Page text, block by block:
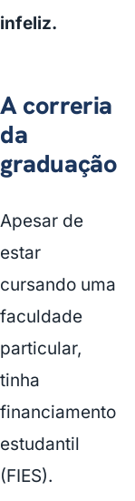
infeliz.
A correria
da
graduação
Apesar de
estar
cursando uma
faculdade
particular,
tinha
financiamento
estudantil
(FIES).